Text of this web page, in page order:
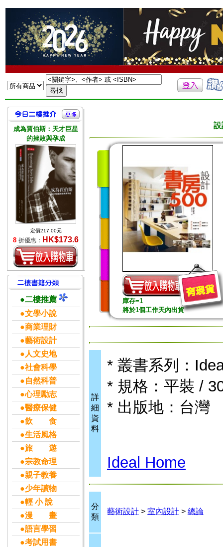
成為賈伯斯：天才巨星
的挫敗與孕成
定價217.00元
8 折優惠： HK$173.6
●二樓推薦
●文學小說
●商業理財
●藝術設計
●人文史地
●社會科學
●自然科普
●心理勵志
●醫療保健
●飲 食
●生活風格
●旅 遊
●宗教命理
●親子教養
●少年讀物
●輕 小 說
●漫 畫
●語言學習
●考試用書
設
庫存=1
將於1個工作天內出貨
詳
細
資
料
* 叢書系列：
* 規格：平裝 /
* 出版地：台灣
Ideal Home
分
類
藝術設計 > 室內設計 > 總論